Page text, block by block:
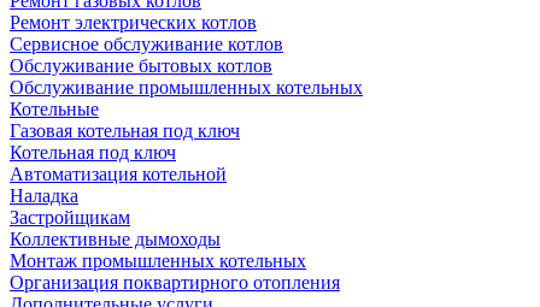
Ремонт электрических котлов
Сервисное обслуживание котлов
Обслуживание бытовых котлов
Обслуживание промышленных котельных
Котельные
Газовая котельная под ключ
Котельная под ключ
Автоматизация котельной
Наладка
Застройщикам
Коллективные дымоходы
Монтаж промышленных котельных
Организация поквартирного отопления